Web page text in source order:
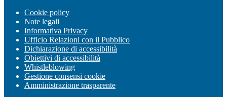
Cookie policy
Note legali
Informativa Privacy
Ufficio Relazioni con il Pubblico
Dichiarazione di accessibilità
Obiettivi di accessibilità
Whistleblowing
Gestione consensi cookie
Amministrazione trasparente